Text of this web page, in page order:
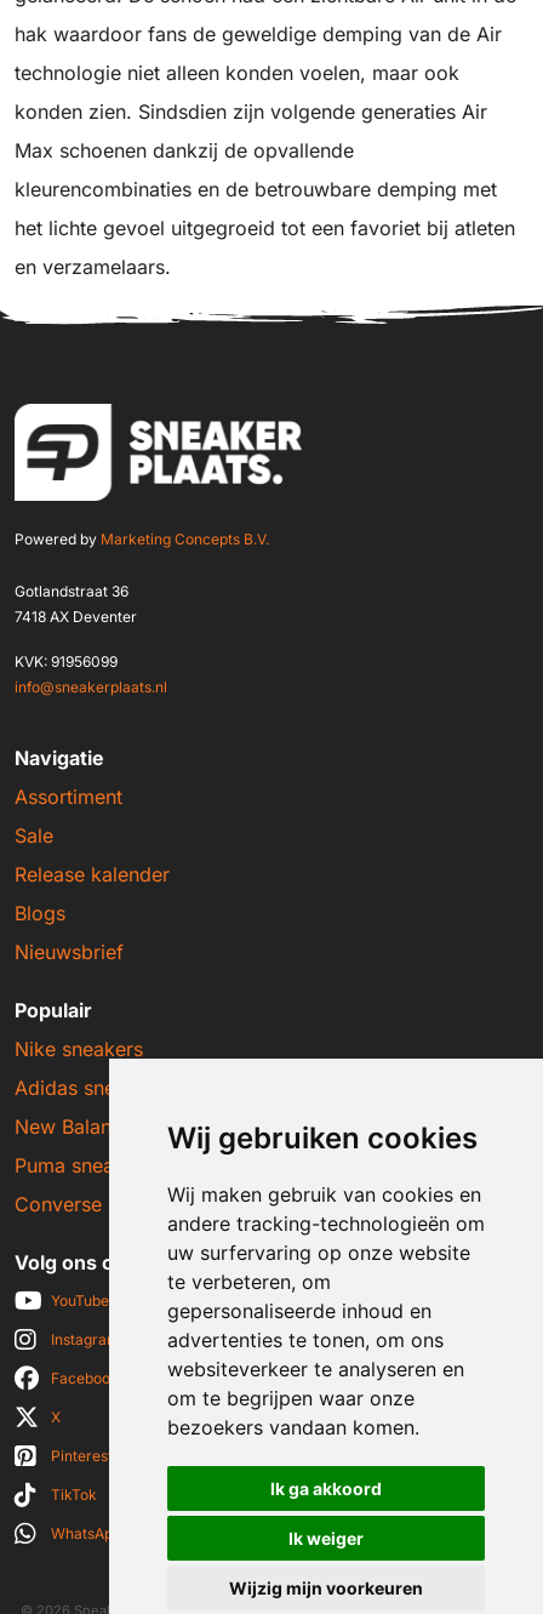
Wij gebruiken cookies
Wij maken gebruik van cookies en
andere tracking-technologieën om
uw surfervaring op onze website
te verbeteren, om
gepersonaliseerde inhoud en
advertenties te tonen, om ons
websiteverkeer te analyseren en
om te begrijpen waar onze
bezoekers vandaan komen.
Ik ga akkoord
Ik weiger
Wijzig mijn voorkeuren
hak waardoor fans de geweldige demping van de Air
technologie niet alleen konden voelen, maar ook
konden zien. Sindsdien zijn volgende generaties Air
Max schoenen dankzij de opvallende
kleurencombinaties en de betrouwbare demping met
het lichte gevoel uitgegroeid tot een favoriet bij atleten
en verzamelaars.
Powered by Marketing Concepts B.V.
Gotlandstraat 36
7418 AX Deventer
KVK: 91956099
info@sneakerplaats.nl
Navigatie
Assortiment
Sale
Release kalender
Blogs
Nieuwsbrief
Populair
Nike sneakers
Adidas sneakers
New Balance sneakers
Puma sneakers
Converse sneakers
Volg ons op social media
YouTube
Instagram
Facebook
X
Pinterest
TikTok
WhatsApp